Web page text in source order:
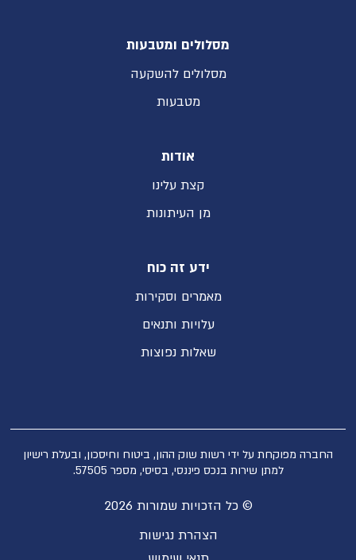
מסלולים ומטבעות
מסלולים להשקעה
מטבעות
אודות
קצת עלינו
מן העיתונות
ידע זה כוח
מאמרים וסקירות
עלויות ותנאים
שאלות נפוצות
החברה מפוקחת על ידי רשות שוק ההון, ביטוח וחיסכון, ובעלת רישיון
למתן שירות בנכס פיננסי, בסיסי, מספר 57505.
© כל הזכויות שמורות 2026
הצהרת נגישות